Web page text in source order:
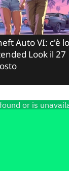
Auto VI: c'è lo
Look il 27